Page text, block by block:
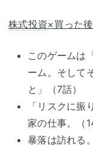
株式投資×買った後
このゲームは
ーム。そして
と」（7話）
「リスクに
家の仕事。（
暴落は訪れる